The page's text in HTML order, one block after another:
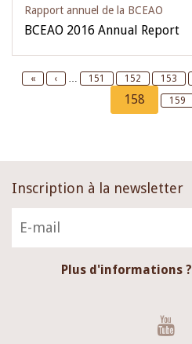
Rapport annuel de la BCEAO
BCEAO 2016 Annual Report
Pagination
First
«
Previous
‹ … Page
151 Page
152 Page
153
Current
page
158 Page
159
Inscription à la newsletter
Plus d'informations ?